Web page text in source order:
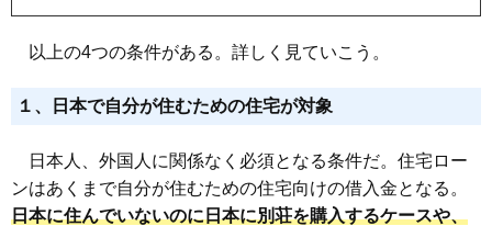
以上の4つの条件がある。詳しく見ていこう。
１、日本で自分が住むための住宅が対象
日本人、外国人に関係なく必須となる条件だ。住宅ロー
ンはあくまで自分が住むための住宅向けの借入金となる。
日本に住んでいないのに日本に別荘を購入するケースや、